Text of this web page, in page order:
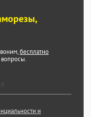
бесплатно
и